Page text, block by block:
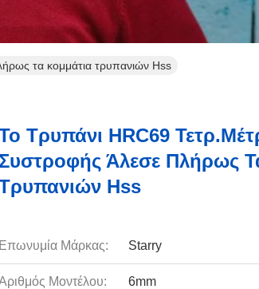
τα κομμάτια τρυπανιών Hss
Τρυπάνι HRC69
Συστροφής Άλεσε Πλήρως
Hss
Επωνυμία Μάρκας: Starry
Μοντέλου: 6mm